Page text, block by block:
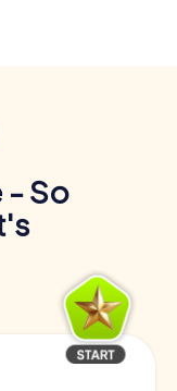
- So